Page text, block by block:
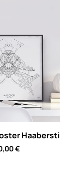
Haabersti
€